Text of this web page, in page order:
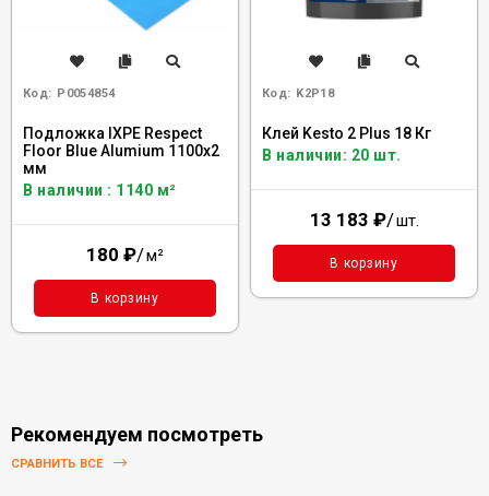
Код: Р0054854
Подложка IXPE Respect
Floor Blue Alumium 1100х2
мм
В наличии : 1140 м²
180 ₽/м²
В корзину
Код: K2P18
Клей Kesto 2 Plus 18 Кг
В наличии: 20 шт.
13 183 ₽/шт.
В корзину
Рекомендуем посмотреть
СРАВНИТЬ ВСЕ